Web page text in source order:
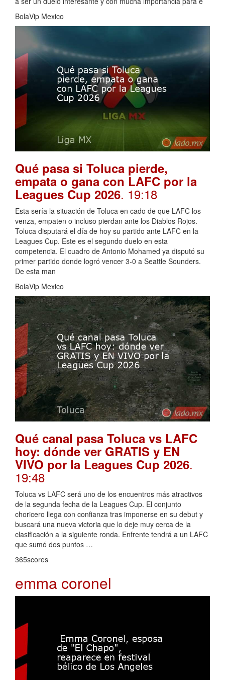
BolaVip Mexico
Qué pasa si Toluca pierde,
empata o gana con LAFC por la
Leagues Cup 2026. 19:18
Esta sería la situación de Toluca en cado de que LAFC los
venza, empaten o incluso pierdan ante los Diablos Rojos.
Toluca disputará el día de hoy su partido ante LAFC en la
Leagues Cup. Este es el segundo duelo en esta
competencia. El cuadro de Antonio Mohamed ya disputó su
primer partido donde logró vencer 3-0 a Seattle Sounders.
De esta man
BolaVip Mexico
Qué canal pasa Toluca vs LAFC
hoy: dónde ver GRATIS y EN
VIVO por la Leagues Cup 2026.
19:48
Toluca vs LAFC será uno de los encuentros más atractivos
de la segunda fecha de la Leagues Cup. El conjunto
choricero llega con confianza tras imponerse en su debut y
buscará una nueva victoria que lo deje muy cerca de la
clasificación a la siguiente ronda. Enfrente tendrá a un LAFC
que sumó dos puntos …
365scores
emma coronel